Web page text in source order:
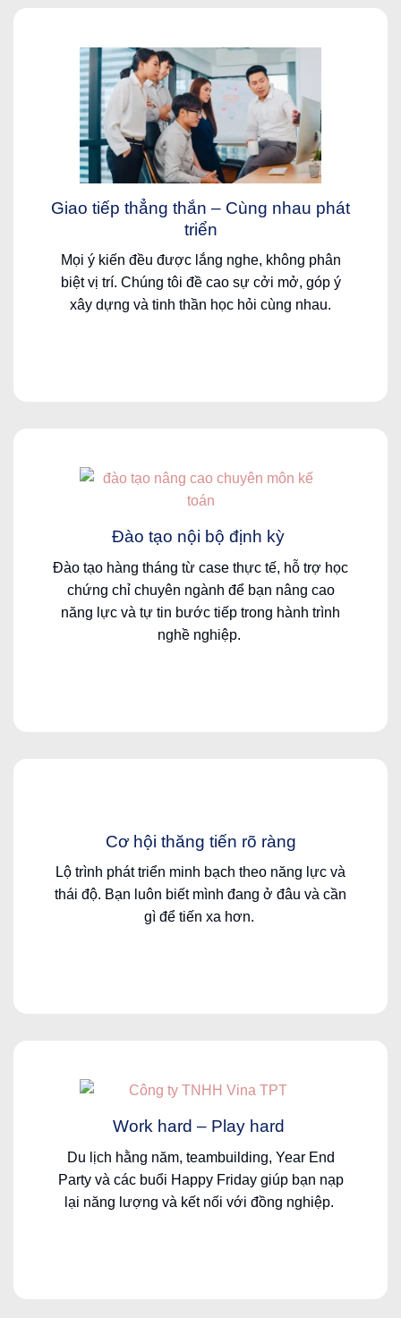
Giao tiếp thẳng thắn – Cùng nhau phát
triển
Mọi ý kiến đều được lắng nghe, không phân
biệt vị trí. Chúng tôi đề cao sự cởi mở, gópý
xây dựng và tinh thần học hỏi cùng nhau.
Đào tạo nội bộ định kỳ
Đào tạo hàng tháng từ case thực tế, hỗ trợ học
chứng chỉ chuyên ngành để bạn nâng cao
năng lực và tự tin bước tiếp trong hành trình
nghề nghiệp.
Cơ hội thăng tiến rõ ràng
Lộ trình phát triển minh bạch theo năng lực và
thái độ. Bạn luôn biết mình đang ở đâu và cần
gì để tiến xa hơn.
Work hard – Play hard
Du lịch hằng năm, teambuilding, Year End
Party và các buổi Happy Friday giúp bạn nạp
lại năng lượng và kết nối với đồng nghiệp.